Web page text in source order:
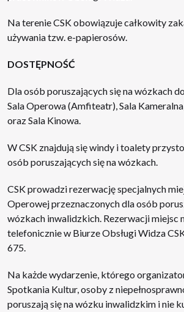
Na terenie CSK obowiązuje całkowity
używania tzw. e-papierosów.
DOSTĘPNOŚĆ
Dla osób poruszających się na wózkach
Sala Operowa (Amfiteatr), Sala
oraz Sala Kinowa.
W CSK znajdują się windy i toalety
osób poruszających się na wózkach.
CSK prowadzi rezerwację specjalnych
Operowej przeznaczonych dla osób
wózkach inwalidzkich. Rezerwacji miejsc
telefonicznie w Biurze Obsługi Widza
675.
Na każde wydarzenie, którego
Spotkania Kultur, osoby z
poruszają się na wózku inwalidzkim i nie